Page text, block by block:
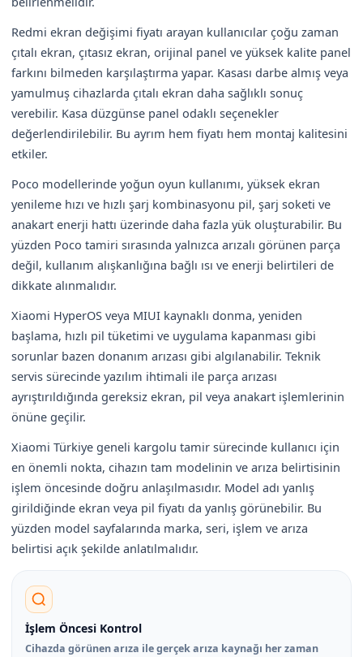
Redmi ekran değişimi fiyatı arayan kullanıcılar çoğu zaman
çıtalı ekran, çıtasız ekran, orijinal panel ve yüksek kalite panel
farkını bilmeden karşılaştırma yapar. Kasası darbe almış veya
yamulmuş cihazlarda çıtalı ekran daha sağlıklı sonuç
verebilir. Kasa düzgünse panel odaklı seçenekler
değerlendirilebilir. Bu ayrım hem fiyatı hem montaj kalitesini
etkiler.
Poco modellerinde yoğun oyun kullanımı, yüksek ekran
yenileme hızı ve hızlı şarj kombinasyonu pil, şarj soketi ve
anakart enerji hattı üzerinde daha fazla yük oluşturabilir. Bu
yüzden Poco tamiri sırasında yalnızca arızalı görünen parça
değil, kullanım alışkanlığına bağlı ısı ve enerji belirtileri de
dikkate alınmalıdır.
Xiaomi HyperOS veya MIUI kaynaklı donma, yeniden
başlama, hızlı pil tüketimi ve uygulama kapanması gibi
sorunlar bazen donanım arızası gibi algılanabilir. Teknik
servis sürecinde yazılım ihtimali ile parça arızası
ayrıştırıldığında gereksiz ekran, pil veya anakart işlemlerinin
önüne geçilir.
Xiaomi Türkiye geneli kargolu tamir sürecinde kullanıcı için
en önemli nokta, cihazın tam modelinin ve arıza belirtisinin
işlem öncesinde doğru anlaşılmasıdır. Model adı yanlış
girildiğinde ekran veya pil fiyatı da yanlış görünebilir. Bu
yüzden model sayfalarında marka, seri, işlem ve arıza
belirtisi açık şekilde anlatılmalıdır.
İşlem Öncesi Kontrol
Cihazda görünen arıza ile gerçek arıza kaynağı her zaman